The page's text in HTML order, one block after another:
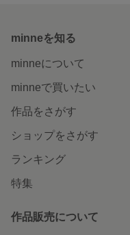
minneを知る
minneについて
minneで買いたい
作品をさがす
ショップをさがす
ランキング
特集
作品販売について